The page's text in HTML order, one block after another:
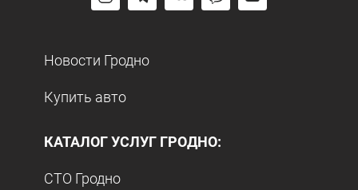
Новости Гродно
Купить авто
КАТАЛОГ УСЛУГ ГРОДНО:
СТО Гродно